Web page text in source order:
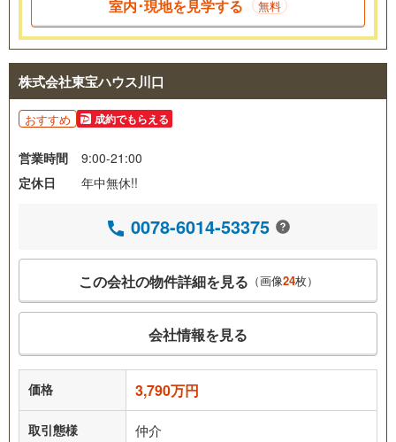
室内･現地を見学する 無料
株式会社東宝ハウス川口
おすすめ 成約でもらえる
営業時間
9:00-21:00
定休日
年中無休!!
0078-6014-53375
この会社の物件詳細を見る （画像24枚）
会社情報を見る
価格 3,790万円
取引態様 仲介